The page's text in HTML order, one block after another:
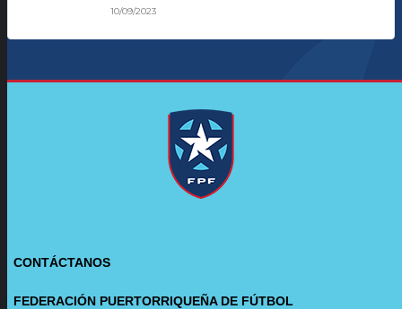
10/09/2023
CONTÁCTANOS
FEDERACIÓN PUERTORRIQUEÑA DE FÚTBOL